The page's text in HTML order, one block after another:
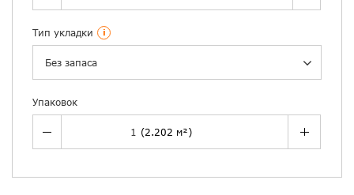
Тип укладки i
Без запаса
Упаковок